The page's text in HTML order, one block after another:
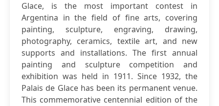
Glace, is the most important contest in
Argentina in the field of fine arts, covering
painting, sculpture, engraving, drawing,
photography, ceramics, textile art, and new
supports and installations. The first annual
painting and sculpture competition and
exhibition was held in 1911. Since 1932, the
Palais de Glace has been its permanent venue.
This commemorative centennial edition of the